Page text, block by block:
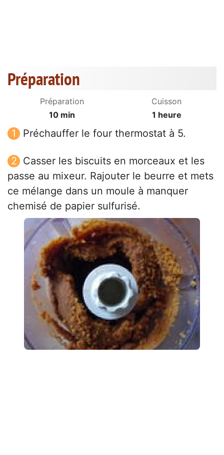
Préparation
Préparation
10 min
Cuisson
1 heure
Préchauffer le four thermostat à 5.
Casser les biscuits en morceaux et les
passe au mixeur. Rajouter le beurre et mets
ce mélange dans un moule à manquer
chemisé de papier sulfurisé.